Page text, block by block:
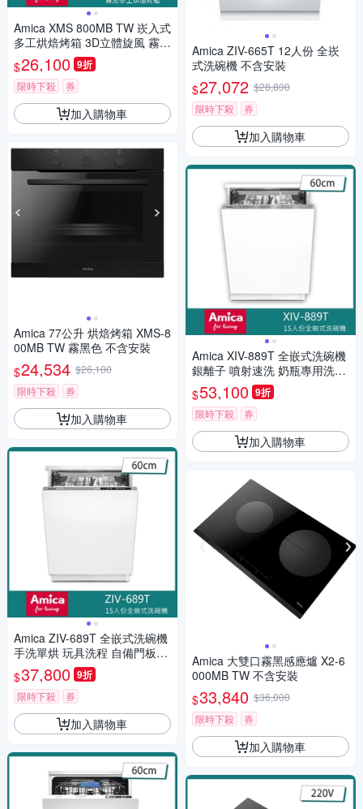
Amica XMS 800MB TW 崁入式
多工烘焙烤箱 3D立體旋風 霧黑
玻璃 全能主廚烘烤 60cm
$26,100 9折
限時下殺 券
加入購物車
Amica 77公升 烘焙烤箱 XMS-8
00MB TW 霧黑色 不含安裝
$24,534 $26,100
限時下殺
券
加入購物車
Amica ZIV-689T 全嵌式洗碗機
手洗單烘 玩具洗程 自備門板60
cm
$37,800 9折
限時下殺 券
加入購物車
Amica ZIV-665T 12人份 全崁
式洗碗機 不含安裝
$27,072 $28,800
限時下殺
券
加入購物車
Amica XIV-889T 全嵌式洗碗機
銀離子 噴射速洗 奶瓶專用洗程
自備門板60cm
$53,100 9折
限時下殺 券
加入購物車
Amica 大雙口霧黑感應爐 X2-6
000MB TW 不含安裝
$33,840 $36,000
限時下殺
券
加入購物車